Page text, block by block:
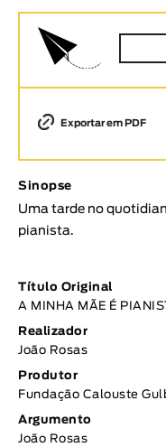
Animar
DURAÇÃO
Ficção
Animação
TÓPICOS
Tópicos selecionados
Exportar em PDF
Sinopse
Uma tarde no
pianista.
Título Original
A MINHA MÃE É
Realizador
João Rosas
Produtor
Fundação Calouste
Argumento
João Rosas